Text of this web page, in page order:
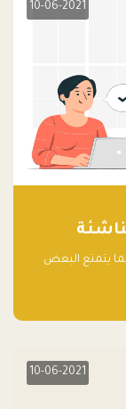
10-06-2021
يتمتع البعض
10-06-2021